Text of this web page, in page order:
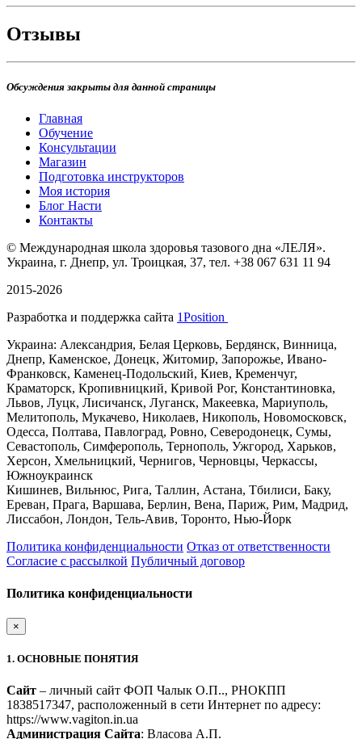
Отзывы
Обсуждения закрыты для данной страницы
Главная
Обучение
Консультации
Магазин
Подготовка инструкторов
Моя история
Блог Насти
Контакты
© Международная школа здоровья тазового дна «ЛЕЛЯ».
Украина, г. Днепр, ул. Троицкая, 37, тел. +38 067 631 11 94
2015-2026
Разработка и поддержка сайта 1Position
Украина: Александрия, Белая Церковь, Бердянск, Винница,
Днепр, Каменское, Донецк, Житомир, Запорожье, Ивано-
Франковск, Каменец-Подольский, Киев, Кременчуг,
Краматорск, Кропивницкий, Кривой Рог, Константиновка,
Львов, Луцк, Лисичанск, Луганск, Макеевка, Мариуполь,
Мелитополь, Мукачево, Николаев, Никополь, Новомосковск,
Одесса, Полтава, Павлоград, Ровно, Северодонецк, Сумы,
Севастополь, Симферополь, Тернополь, Ужгород, Харьков,
Херсон, Хмельницкий, Чернигов, Черновцы, Черкассы,
Южноукраинск
Кишинев, Вильнюс, Рига, Таллин, Астана, Тбилиси, Баку,
Ереван, Прага, Варшава, Берлин, Вена, Париж, Рим, Мадрид,
Лиссабон, Лондон, Тель-Авив, Торонто, Нью-Йорк
Политика конфиденциальности Отказ от ответственности
Согласие с рассылкой Публичный договор
Политика конфиденциальности
×
1. ОСНОВНЫЕ ПОНЯТИЯ
Сайт – личный сайт ФОП Чалык О.П.., РНОКПП
1838517347, расположенный в сети Интернет по адресу:
https://www.vagiton.in.ua
Администрация Сайта: Власова А.П.